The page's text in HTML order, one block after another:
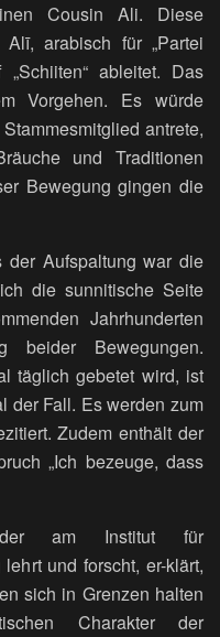
Cousin Ali. Diese
arabisch für „Partei
ableitet. Das
Vorgehen. Es würde
antrete,
und Traditionen
Bewegung gingen die
der Aufspaltung war die
die sunnitische Seite
Jahrhunderten
beider Bewegungen.
täglich gebetet wird, ist
der Fall. Es werden zum
Zudem enthält der
„Ich bezeuge, dass
am Institut für
und forscht, er-klärt,
sich in Grenzen halten
Charakter der